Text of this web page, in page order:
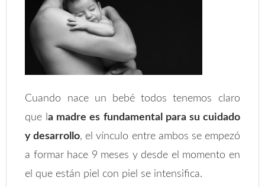
Cuando nace un bebé todos tenemos claro
que la madre es fundamental para su cuidado
y desarrollo, el vínculo entre ambos se empezó
a formar hace 9 meses y desde el momento en
el que están piel con piel se intensifica.